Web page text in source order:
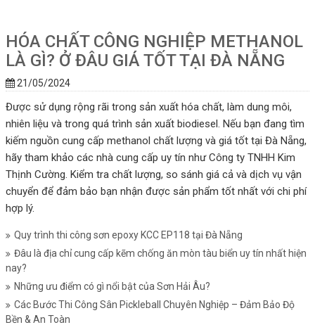
HÓA CHẤT CÔNG NGHIỆP METHANOL
LÀ GÌ? Ở ĐÂU GIÁ TỐT TẠI ĐÀ NẴNG
21/05/2024
Được sử dụng rộng rãi trong sản xuất hóa chất, làm dung môi,
nhiên liệu và trong quá trình sản xuất biodiesel. Nếu bạn đang tìm
kiếm nguồn cung cấp methanol chất lượng và giá tốt tại Đà Nẵng,
hãy tham khảo các nhà cung cấp uy tín như Công ty TNHH Kim
Thịnh Cường. Kiểm tra chất lượng, so sánh giá cả và dịch vụ vận
chuyển để đảm bảo bạn nhận được sản phẩm tốt nhất với chi phí
hợp lý.
Quy trình thi công sơn epoxy KCC EP118 tại Đà Nẵng
Đâu là địa chỉ cung cấp kẽm chống ăn mòn tàu biển uy tín nhất hiện
nay?
Những ưu điểm có gì nổi bật của Sơn Hải Âu?
Các Bước Thi Công Sân Pickleball Chuyên Nghiệp – Đảm Bảo Độ
Bền & An Toàn